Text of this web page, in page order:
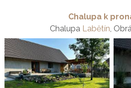
Chalupa k
Chalupa Labětín,